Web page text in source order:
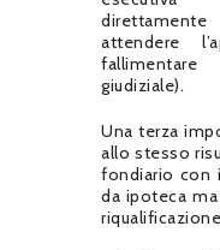
attendere
giudiziale).
Una terza
allo stesso
fondiario con
da ipoteca